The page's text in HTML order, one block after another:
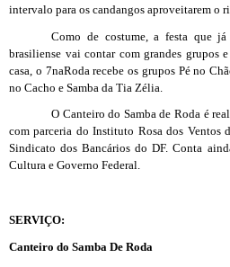
intervalo para os candangos aproveitarem o
Como de costume, a festa que
brasiliense vai contar com grandes grupos
casa, o 7naRoda recebe os grupos Pé no
no Cacho e Samba da Tia Zélia.
O Canteiro do Samba de Roda é
com parceria do Instituto Rosa dos Ventos
Sindicato dos Bancários do DF. Conta
Cultura e Governo Federal.
SERVIÇO:
Canteiro do Samba De Roda